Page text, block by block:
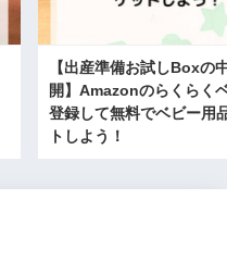
【出産準備お試しBoxの
開】Amazonのらくらく
登録して無料でベビー用
トしよう！